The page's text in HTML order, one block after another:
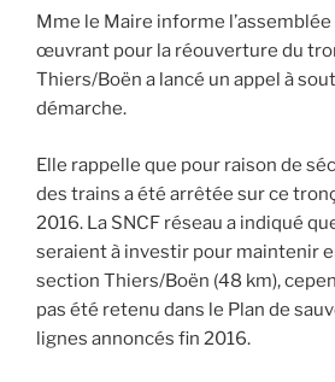
Mme le Maire informe
œuvrant pour la réouverture du
Thiers/Boën a lancé un appel à
démarche.
Elle rappelle que pour raison de
des trains a été arrêtée sur ce
2016. La SNCF réseau a indiqué
seraient à investir pour maintenir
section Thiers/Boën (48 km),
pas été retenu dans le Plan de
lignes annoncés fin 2016.